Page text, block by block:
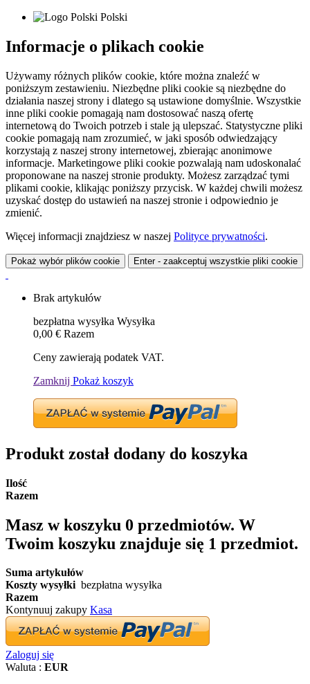
Polski
Informacje o plikach cookie
Używamy różnych plików cookie, które można znaleźć w
poniższym zestawieniu. Niezbędne pliki cookie są niezbędne do
działania naszej strony i dlatego są ustawione domyślnie. Wszystkie
inne pliki cookie pomagają nam dostosować naszą ofertę
internetową do Twoich potrzeb i stale ją ulepszać. Statystyczne pliki
cookie pomagają nam zrozumieć, w jaki sposób odwiedzający
korzystają z naszej strony internetowej, zbierając anonimowe
informacje. Marketingowe pliki cookie pozwalają nam udoskonalać
proponowane na naszej stronie produkty. Możesz zarządzać tymi
plikami cookie, klikając poniższy przycisk. W każdej chwili możesz
uzyskać dostęp do ustawień na naszej stronie i odpowiednio je
zmienić.
Więcej informacji znajdziesz w naszej Polityce prywatności.
Pokaż wybór plików cookie Enter - zaakceptuj wszystkie pliki cookie
Brak artykułów
bezpłatna wysyłka Wysyłka
0,00 € Razem
Ceny zawierają podatek VAT.
Zamknij Pokaż koszyk
Produkt został dodany do koszyka
Ilość
Razem
Masz w koszyku 0 przedmiotów. W
Twoim koszyku znajduje się 1 przedmiot.
Suma artykułów
Koszty wysyłki bezpłatna wysyłka
Razem
Kontynuuj zakupy Kasa
Zaloguj się
Waluta : EUR